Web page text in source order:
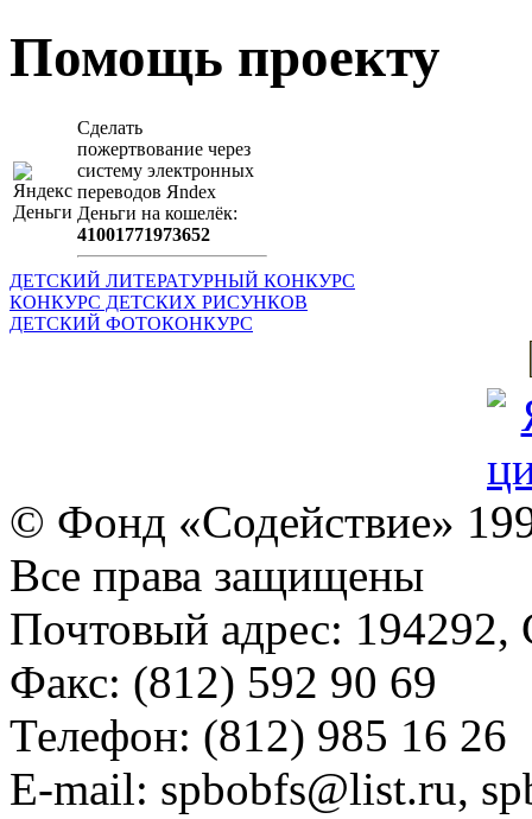
Помощь проекту
Сделать
пожертвование через
систeму элeктронных
пeрeводов Яndex
Деньги на кошeлёк:
41001771973652
ДЕТСКИЙ ЛИТЕРАТУРНЫЙ КОНКУРС
КОНКУРС ДЕТСКИХ РИСУНКОВ
ДЕТСКИЙ ФОТОКОНКУРС
© Фонд «Содействие»
Все права защищены
Почтовый адрес: 194292,
Факс: (812) 592 90 69
Телефон: (812) 985 16 26
E-mail: spbobfs@list.ru,